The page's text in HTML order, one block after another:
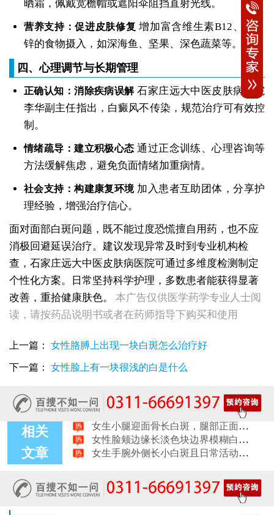
晒霜，佩戴宽檐帽或遮阳伞阻挡直射光线。
营养支持：促进皮肤修复 增加富含维生素B12、铜、
锌的食物摄入，如深海鱼、坚果、深色蔬菜等。
四、心理调节与长期管理
正确认知：消除疾病误解石家庄远大中医皮肤病医院
李华副主任指出，白癜风不传染，规范治疗可有效控
制。
情绪疏导：建立积极心态 通过正念训练、心理咨询等
方法缓解焦虑，避免负面情绪加重病情。
社会支持：构建康复环境加入患者互助团体，分享护
理经验，增强治疗信心。
面对面部白斑问题，既不能过度恐慌擅自用药，也不应
消极回避延误治疗。建议发现异常及时到专业机构检
查，石家庄远大中医皮肤病医院可通过多维度检测制定
个性化方案。日常坚持科学护理，多数患者能获得显著
改善，重拾健康肤色。
本广告仅供医学药学专业人士阅
读，请按药品说明书或者在药师指导下购买和使用
上一篇： 女性胳膊上出现一块白斑怎么治疗好
下一篇： 女性脸上有一块很浅的白是什么
相关
文章
女生脚踝骨节凸起处长白斑 脱色原因与应对方法
女性小腿冒出小白点，浅色斑点是白癜风吗
女性全身零星长浅白点多处小块白斑是什么
女性手指关节长小白块指关节发白会不会扩
女生腰窝长白斑凹陷脱色 警惕白癜风迹象
女性肩膀后侧长白块后背肩颈连接处发白怎么回事
女性膝盖后方腿窝淡白斑是怎么回事 隐蔽处白斑咨询
女生小腿迎面骨长白斑，腿部正面发白解答
女性脸颊边缘长淡色块边界模糊白斑是怎么回事
女生手腕外侧长小白斑且日常活动发白，警惕白癜风信号
女生后腰中间长淡色斑腰部正中发白要紧吗